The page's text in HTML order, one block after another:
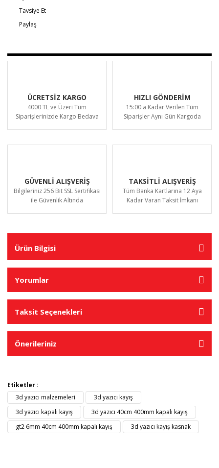
Tavsiye Et
Paylaş
ÜCRETSİZ KARGO
4000 TL ve Üzeri Tüm
Siparişlerinizde Kargo Bedava
HIZLI GÖNDERİM
15:00'a Kadar Verilen Tüm
Siparişler Aynı Gün Kargoda
GÜVENLİ ALIŞVERİŞ
Bilgileriniz 256 Bit SSL Sertifikası
ile Güvenlik Altında
TAKSİTLİ ALIŞVERİŞ
Tüm Banka Kartlarına 12 Aya
Kadar Varan Taksit İmkanı
Ürün Bilgisi
Yorumlar
Taksit Seçenekleri
Önerileriniz
Etiketler :
3d yazıcı malzemeleri
3d yazıcı kayış
3d yazıcı kapalı kayış
3d yazıcı 40cm 400mm kapalı kayış
gt2 6mm 40cm 400mm kapalı kayış
3d yazıcı kayış kasnak